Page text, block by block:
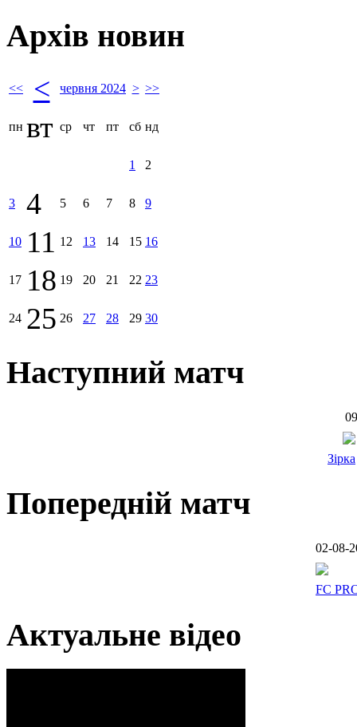
Архів новин
<< < червня 2024 > >>
пн вт ср чт пт сб нд
1 2
3 4 5 6 7 8 9
10 11 12 13 14 15 16
17 18 19 20 21 22 23
24 25 26 27 28 29 30
Наступний матч
Зірка
Попередній матч
02-08-
FC
Актуальне відео